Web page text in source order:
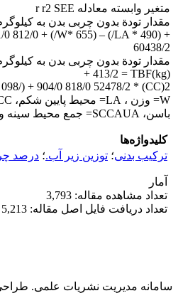
متغیر وابسته معادله r r2 SEE
901/0 812/0
60438/2
+ 413/2 = TBF(kg)
2(CC) * 001/ + (SCCAUA * 098/) + 904/0 818/0 52478/2
باسن، SCCAUA= جمع محیط سینه و بالای شکم
کلیدواژه‌ها
ترکیب بدنی؛ توزین زیر آب.؛ درصد
آمار
تعداد مشاهده مقاله: 3,793
تعداد دریافت فایل اصل مقاله: 5,213
سامانه مدیریت نشریات علمی.